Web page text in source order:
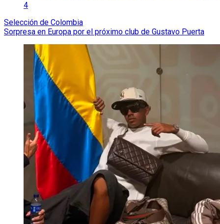
4
Selección de Colombia
Sorpresa en Europa por el próximo club de Gustavo Puerta